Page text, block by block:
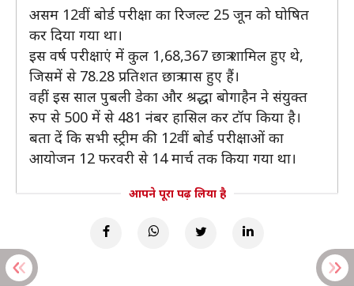
असम 12वीं बोर्ड परीक्षा का रिजल्ट 25 जून को घोषित
कर दिया गया था।
इस वर्ष परीक्षाएं में कुल 1,68,367 छात्र शामिल हुए थे,
जिसमें से 78.28 प्रतिशत छात्र पास हुए हैं।
वहीं इस साल पुबली डेका और श्रद्धा बोगाहैन ने संयुक्त
रुप से 500 में से 481 नंबर हासिल कर टॉप किया है।
बता दें कि सभी स्ट्रीम की 12वीं बोर्ड परीक्षाओं का
आयोजन 12 फरवरी से 14 मार्च तक किया गया था।
आपने पूरा पढ़ लिया है